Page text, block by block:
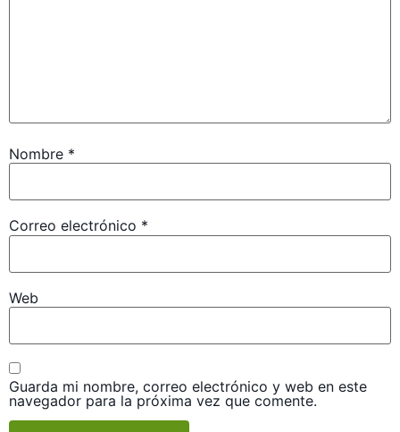
Nombre *
Correo electrónico *
Web
Guarda mi nombre, correo electrónico y web en este
navegador para la próxima vez que comente.